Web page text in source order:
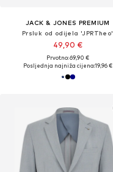
JACK & JONES PREMIUM
Prsluk od odijela 'JPRTheo'
49,90 €
Prvotno: 69,90 €
Posljednja najniža cijena:19,96 €